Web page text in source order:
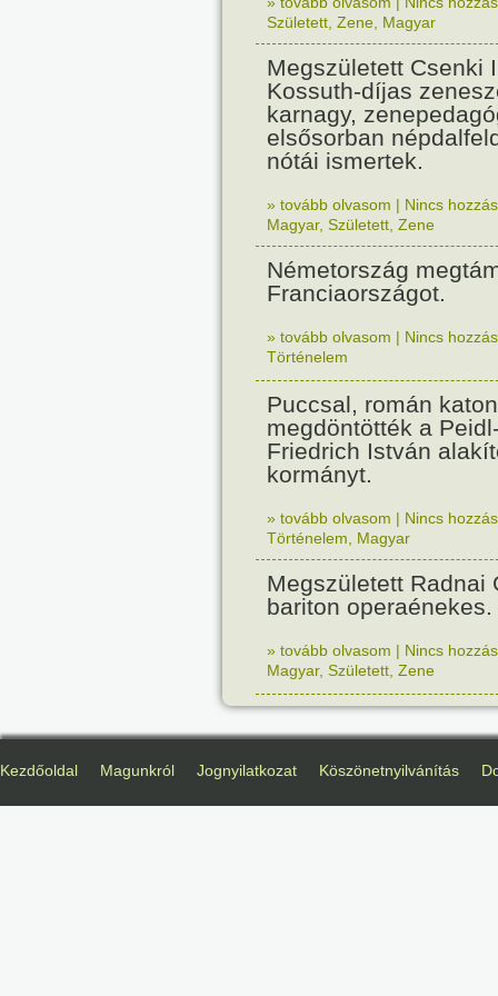
Született Zene Magyar
Megszületett Csenki
Kossuth-díjas
karnagy,
elsősorban
nótái ismertek.
» tovább olvasom | Nincs
Magyar, Született Zene
Németország
Franciaországot.
» tovább olvasom | Nincs
Történelem
Puccsal, román
megdöntötték a
Friedrich István
kormányt.
» tovább olvasom | Nincs
Történelem
Magyar
Megszületett Radnai
bariton operaénekes.
» tovább olvasom | Nincs
Magyar, Született Zene
Kezdőoldal Magunkról Jognyilatkozat Köszönetnyilvánítás